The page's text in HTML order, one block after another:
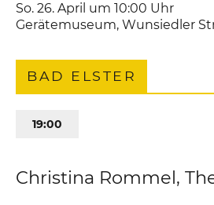
So. 26. April um 10:00 Uhr
Gerätemuseum,Wunsiedler
BAD ELSTER
19:00
Christina Rommel,